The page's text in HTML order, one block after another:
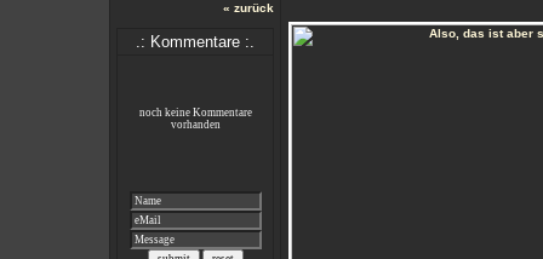
« zurück
.: Kommentare :.